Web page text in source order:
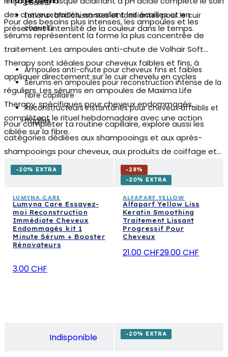
des cheveux traités, en scellant les écailles et en
préservant l'intensité de la couleur dans le temps.
couleur
Lotions rafraîchissantes et tonifiantes pour le cuir
chevelu
Pour des besoins plus intenses, les ampoules et les
sérums représentent la forme la plus concentrée de
traitement. Les ampoules anti-chute de Volhair Soft
Therapy sont idéales pour cheveux faibles et fins, à
appliquer directement sur le cuir chevelu en cycles
réguliers. Les sérums en ampoules de Maxima Life
Therapy, spécifiques pour cheveux endommagés,
complètent le rituel hebdomadaire avec une action
ciblée sur la fibre.
Ampoules anti-chute pour cheveux fins et faibles
Sérums en ampoules pour reconstruction intense de la
fibre capillaire
Reconstructeurs instantanés pour cheveux affaiblis et
fragiles
Pour compléter ta routine capillaire, explore aussi les
catégories dédiées aux shampooings et aux après-
shampooings pour cheveux, aux produits de coiffage et
aux traitements spécifiques pour le cuir chevelu. Un
parcours complet du lavage à la finition, pensé pour
journée.
-20% EXTRA
LUMYNA CARE
Lumyna Care Essayez-
moi Reconstruction
Immédiate Cheveux
Endommagés kit 1
Minute Sérum + Booster
Rénovateurs
3.00 CHF
-28%
-20% EXTRA
ALFAPARF YELLOW
Alfaparf Yellow Liss
Keratin Smoothing
Traitement Lissant
Progressif Pour
Cheveux
21.00 CHF29.00 CHF
Indisponible -20% EXTRA